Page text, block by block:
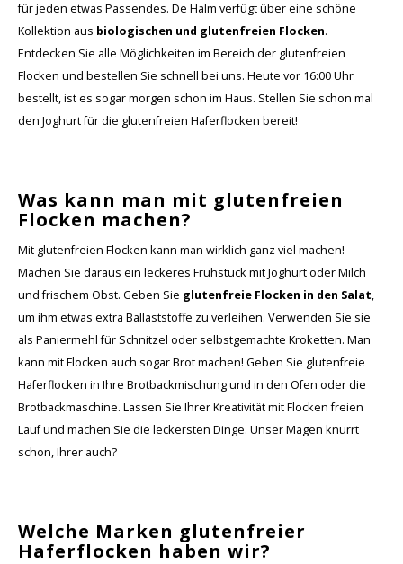
für jeden etwas Passendes. De Halm verfügt über eine schöne
Kollektion aus biologischen und glutenfreien Flocken.
Entdecken Sie alle Möglichkeiten im Bereich der glutenfreien
Flocken und bestellen Sie schnell bei uns. Heute vor 16:00 Uhr
bestellt, ist es sogar morgen schon im Haus. Stellen Sie schon mal
den Joghurt für die glutenfreien Haferflocken bereit!
Was kann man mit glutenfreien
Flocken machen?
Mit glutenfreien Flocken kann man wirklich ganz viel machen!
Machen Sie daraus ein leckeres Frühstück mit Joghurt oder Milch
und frischem Obst. Geben Sie glutenfreie Flocken in den Salat,
um ihm etwas extra Ballaststoffe zu verleihen. Verwenden Sie sie
als Paniermehl für Schnitzel oder selbstgemachte Kroketten. Man
kann mit Flocken auch sogar Brot machen! Geben Sie glutenfreie
Haferflocken in Ihre Brotbackmischung und in den Ofen oder die
Brotbackmaschine. Lassen Sie Ihrer Kreativität mit Flocken freien
Lauf und machen Sie die leckersten Dinge. Unser Magen knurrt
schon, Ihrer auch?
Welche Marken glutenfreier
Haferflocken haben wir?